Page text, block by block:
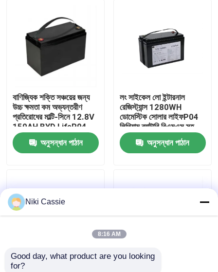
ভিডিও
কারখানা ভ্রমণ
মান নিয়ন্ত্রণ
খবর
সোলার পোর্টেবল পাওয়ার স্টেশন
বাণিজ্যিক শক্তি সঞ্চয়ের জন্য
উচ্চ ক্ষমতা কম অভ্যন্তরীণ
প্রতিরোধের মাল্টি-সিনে 12.8V
150AH BYD LifeP04
লিথিয়াম ব্যাটারি
অনুসন্ধান পাঠান
লং সাইকেল লো ইন্টারনাল
রেজিস্ট্যান্স 1280WH
ডোমেস্টিক সোলার লাইফP04
লিথিয়াম ব্যাটারি বিএমএস সহ
মাপার যন্ত্রের জন্য
অনুসন্ধান পাঠান
শক্তি সঞ্চয় বড় ক্ষমতা 0.2C
Niki Cassie
8:16 AM
Good day, what product are you looking
for?